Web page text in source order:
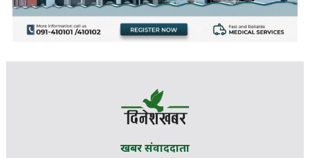
खबर संवाददाता